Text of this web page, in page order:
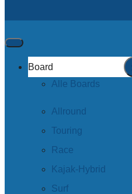
Board
Alle Boards
Allround
Touring
Race
Kajak-Hybrid
Surf